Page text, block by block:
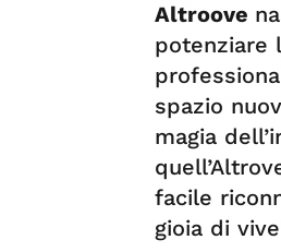
Altroove
potenziare
spazio
magia
facile
gioia di